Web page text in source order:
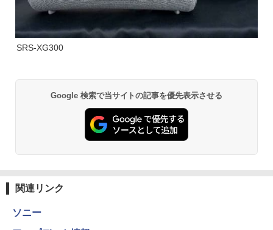
SRS-XG300
Google 検索で当サイトの記事を優先表示させる
関連リンク
ソニー